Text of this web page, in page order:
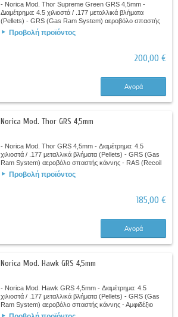
- Norica Mod. Thor Supreme Green GRS 4,5mm -
Διαμέτρημα: 4.5 χιλιοστά / .177 μεταλλικά βλήματα
(Pellets) - GRS (Gas Ram System) αεροβόλο σπαστής
κάννης - RAS (Recoil Absorption System) -...
Προβολή προϊόντος
200,00 €
Αγορά
Norica Mod. Thor GRS 4,5mm
- Norica Mod. Thor GRS 4,5mm - Διαμέτρημα: 4.5
χιλιοστά / .177 μεταλλικά βλήματα (Pellets) - GRS (Gas
Ram System) αεροβόλο σπαστής κάννης - RAS (Recoil
Absorption System) - Αμφιδέξιο πολυμερές...
Προβολή προϊόντος
185,00 €
Αγορά
Norica Mod. Hawk GRS 4,5mm
- Norica Mod. Hawk GRS 4,5mm - Διαμέτρημα: 4.5
χιλιοστά / .177 μεταλλικά βλήματα (Pellets) - GRS (Gas
Ram System) αεροβόλο σπαστής κάννης - Αμφιδέξιο
κοντάκιο οξιάς με πράσινο φινίρισμα -...